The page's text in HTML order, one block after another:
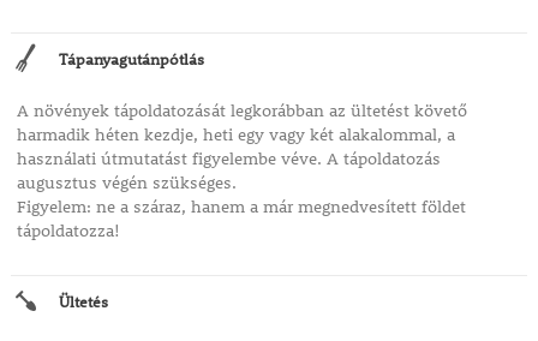
Tápanyagutánpótlás
A növények tápoldatozását legkorábban az ültetést követő
harmadik héten kezdje, heti egy vagy két alakalommal, a
használati útmutatást figyelembe véve. A tápoldatozás
augusztus végén szükséges.
Figyelem: ne a száraz, hanem a már megnedvesített földet
tápoldatozza!
Ültetés